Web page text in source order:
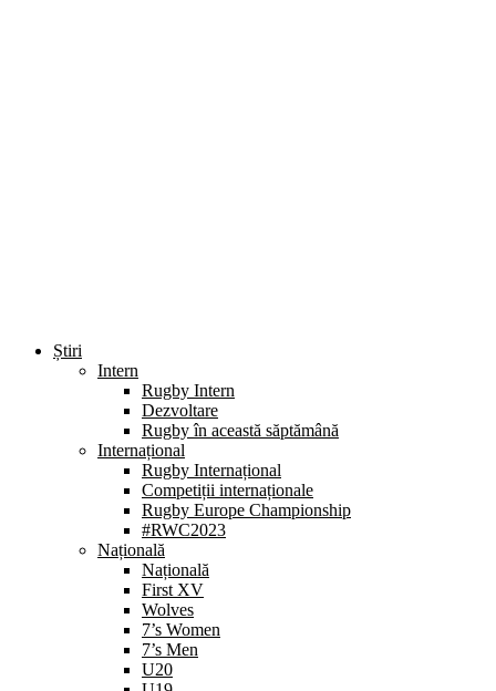
Știri
Intern
Rugby Intern
Dezvoltare
Rugby în această săptămână
Internațional
Rugby Internațional
Competiții internaționale
Rugby Europe Championship
#RWC2023
Națională
Națională
First XV
Wolves
7’s Women
7’s Men
U20